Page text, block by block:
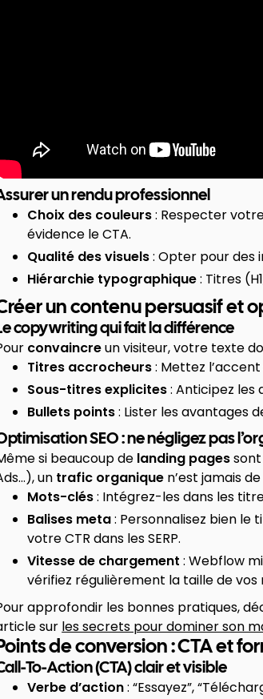
un rendu professionnel
Choix des couleurs: Respecter
évidence le CTA.
Qualité des visuels: Opter pour des
Hiérarchie typographique: Titres
un contenu persuasif et
copywriting qui fait la différence
convaincreun visiteur, votre texte
Titres accrocheurs: Mettez
Sous-titres explicites: Anticipez les
Bullets points: Lister les avantages
SEO : ne négligez pas
si beaucoup de landing pages
un trafic organique n’est jamais
Mots-clés: Intégrez-les dans les
Balises meta: Personnalisez bien
votre CTR dans les SERP.
Vitesse de chargement : Webflow
vérifiez régulièrement la taille de vos
approfondir les bonnes pratiques,
sur les secrets pour dominer son
de conversion : CTA et
To-Action (CTA) clair et visible
Verbe d’action: “Essayez”,